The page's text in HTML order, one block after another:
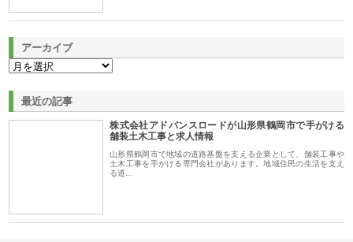
アーカイブ
最近の記事
株式会社アドバンスロードが山形県鶴岡市で手がける
舗装土木工事と求人情報
山形県鶴岡市で地域の道路基盤を支える企業として、舗装工事や
土木工事を手がける専門会社があります。地域住民の生活を支え
る道…